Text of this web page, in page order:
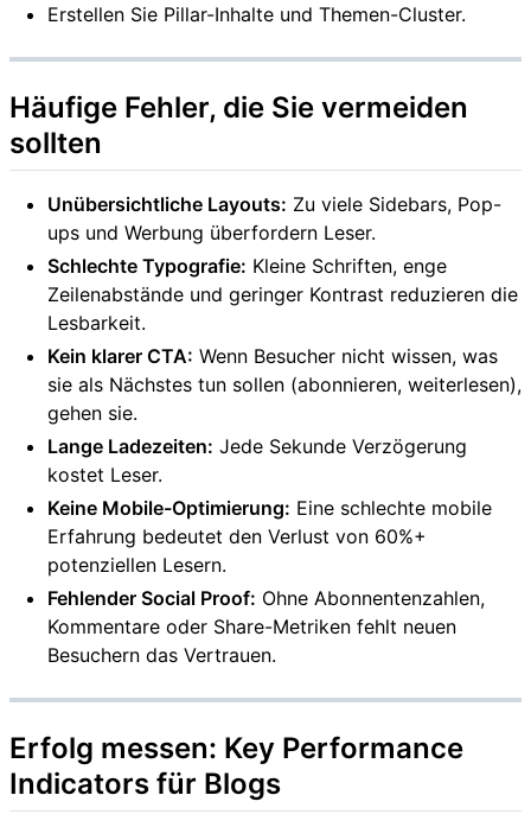
Erstellen Sie Pillar-Inhalte und Themen-Cluster.
Häufige Fehler, die Sie vermeiden
sollten
Unübersichtliche Layouts: Zu viele Sidebars, Pop-
ups und Werbung überfordern Leser.
Schlechte Typografie: Kleine Schriften, enge
Zeilenabstände und geringer Kontrast reduzieren die
Lesbarkeit.
Kein klarer CTA: Wenn Besucher nicht wissen, was
sie als Nächstes tun sollen (abonnieren, weiterlesen),
gehen sie.
Lange Ladezeiten: Jede Sekunde Verzögerung
kostet Leser.
Keine Mobile-Optimierung: Eine schlechte mobile
Erfahrung bedeutet den Verlust von 60%+
potenziellen Lesern.
Fehlender Social Proof: Ohne Abonnentenzahlen,
Kommentare oder Share-Metriken fehlt neuen
Besuchern das Vertrauen.
Erfolg messen: Key Performance
Indicators für Blogs